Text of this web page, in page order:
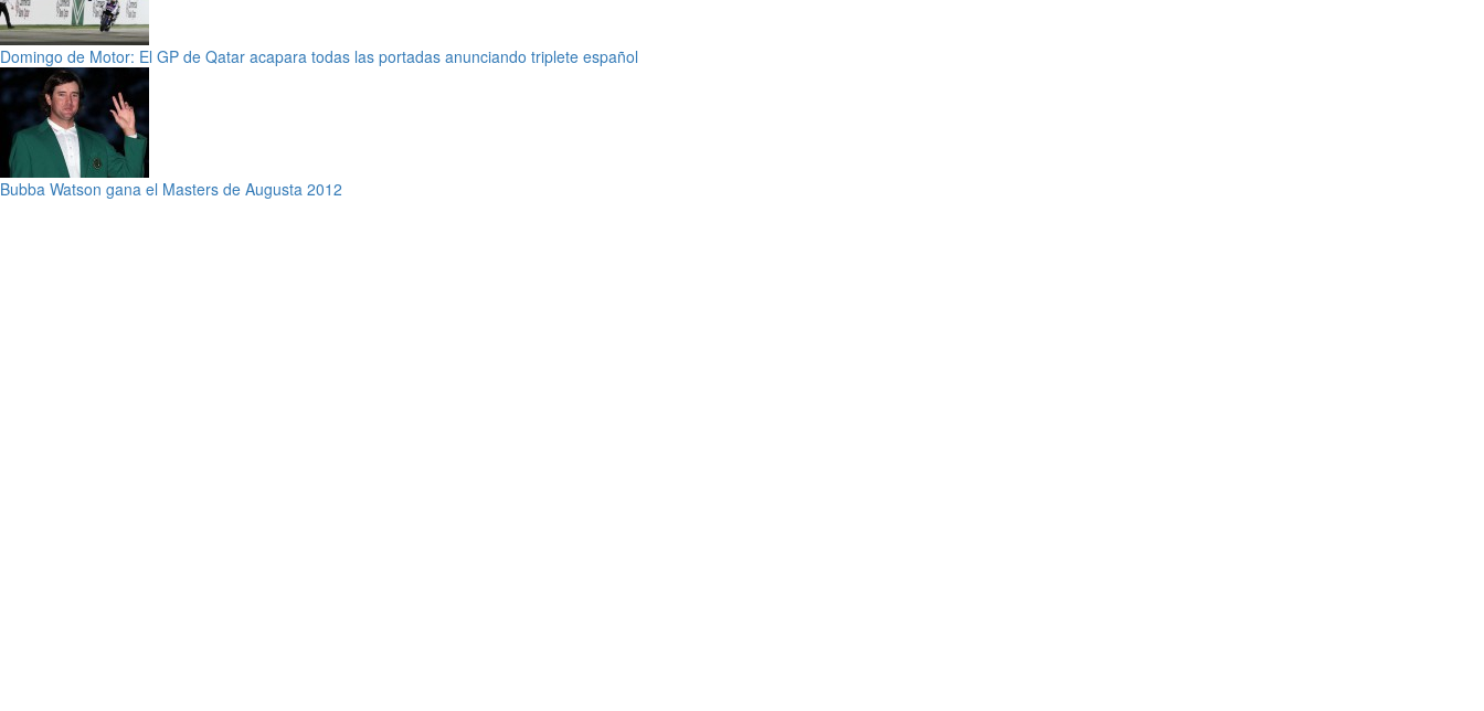
Domingo de Motor: El GP de Qatar acapara todas las portadas anunciando triplete español
Bubba Watson gana el Masters de Augusta 2012